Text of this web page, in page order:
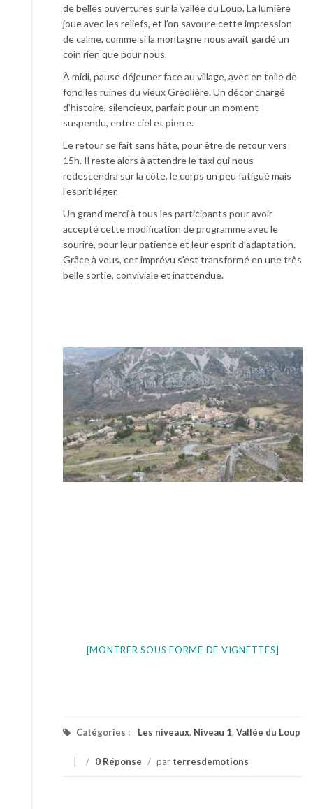
de belles ouvertures sur la vallée du Loup. La lumière
joue avec les reliefs, et l’on savoure cette impression
de calme, comme si la montagne nous avait gardé un
coin rien que pour nous.
À midi, pause déjeuner face au village, avec en toile de
fond les ruines du vieux Gréolière. Un décor chargé
d’histoire, silencieux, parfait pour un moment
suspendu, entre ciel et pierre.
Le retour se fait sans hâte, pour être de retour vers
15h. Il reste alors à attendre le taxi qui nous
redescendra sur la côte, le corps un peu fatigué mais
l’esprit léger.
Un grand merci à tous les participants pour avoir
accepté cette modification de programme avec le
sourire, pour leur patience et leur esprit d’adaptation.
Grâce à vous, cet imprévu s’est transformé en une très
belle sortie, conviviale et inattendue.
[MONTRER SOUS FORME DE VIGNETTES]
Catégories : Les niveaux, Niveau 1, Vallée du Loup
/ 0 Réponse / par terresdemotions